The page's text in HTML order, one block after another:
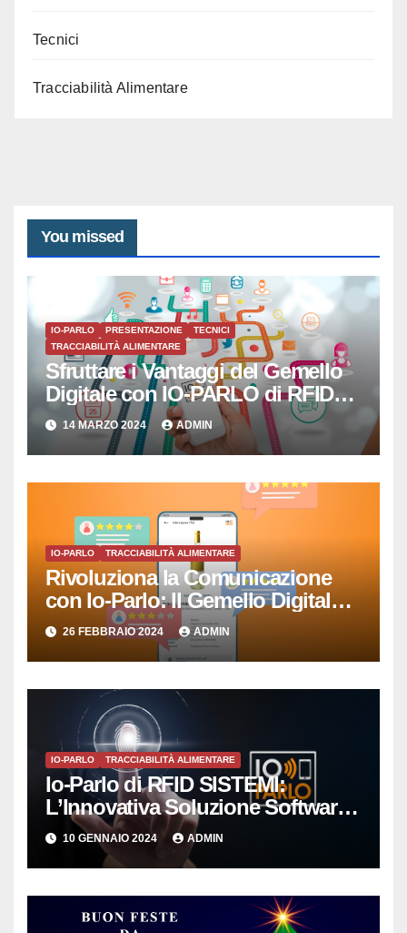
Tecnici
Tracciabilità Alimentare
You missed
IO-PARLO PRESENTAZIONE
TECNICI
TRACCIABILITÀ ALIMENTARE
Sfruttare i Vantaggi del Gemello
Digitale con IO-PARLO di RFID
SISTEMI SRL
14 MARZO 2024 ADMIN
IO-PARLO TRACCIABILITÀ ALIMENTARE
Rivoluziona la Comunicazione
con Io-Parlo: Il Gemello Digitale
che Semplicemente Parla
26 FEBBRAIO 2024 ADMIN
IO-PARLO TRACCIABILITÀ ALIMENTARE
Io-Parlo di RFID SISTEMI:
L’Innovativa Soluzione Software
per la Gestione Intelligente delle
Copie Digitali
10 GENNAIO 2024 ADMIN